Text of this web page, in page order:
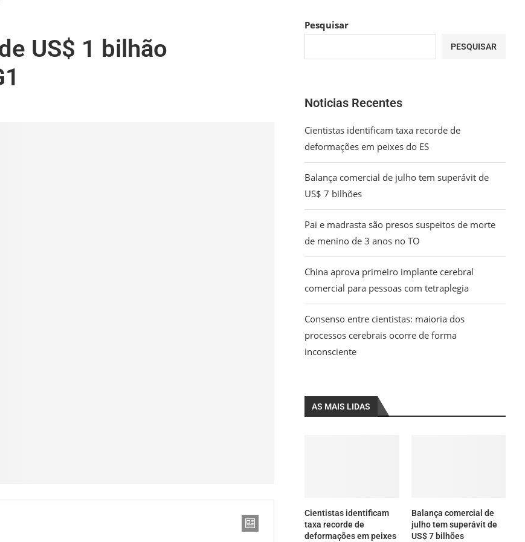
US$ 1 bilhão
Pesquisar
PESQUISAR
Noticias Recentes
Cientistas identificam taxa recorde de
deformações em peixes do ES
Balança comercial de julho tem superávit de
US$ 7 bilhões
Pai e madrasta são presos suspeitos de morte
de menino de 3 anos no TO
China aprova primeiro implante cerebral
comercial para pessoas com tetraplegia
Consenso entre cientistas: maioria dos
processos cerebrais ocorre de forma
inconsciente
AS MAIS LIDAS
Cientistas identificam
taxa recorde de
deformações em peixes
Balança comercial de
julho tem superávit de
US$ 7 bilhões